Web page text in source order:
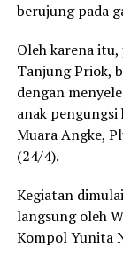
berujung pada
Oleh karena
Tanjung Priok,
dengan
anak
Muara Angke,
(24/4).
Kegiatan
langsung oleh
Kompol Yunita